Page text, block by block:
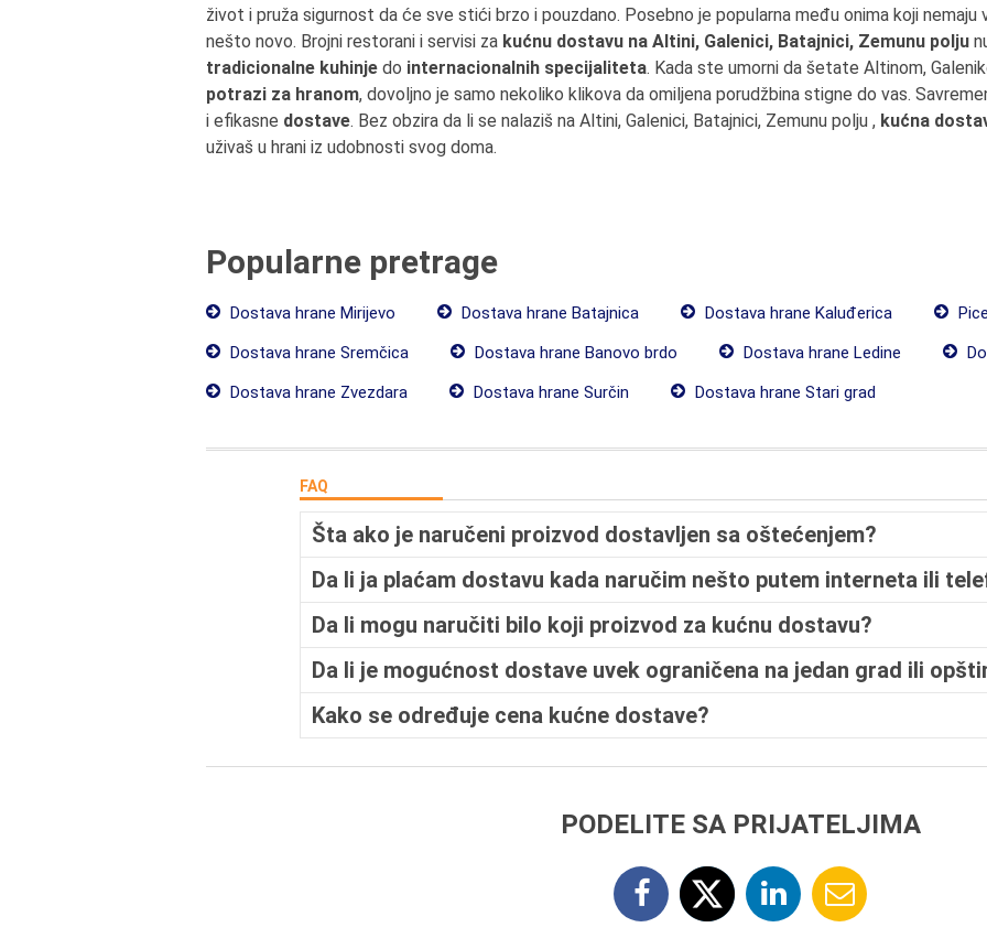
život i pruža sigurnost da će sve stići brzo i pouzdano. Posebno je popularna među onima koji nemaju
nešto novo. Brojni restorani i servisi za kućnu dostavu na Altini, Galenici, Batajnici, Zemunu polju
tradicionalne kuhinje do internacionalnih specijaliteta. Kada ste umorni da šetate Altinom,
potrazi za hranom, dovoljno je samo nekoliko klikova da omiljena porudžbina stigne do vas.
i efikasne dostave. Bez obzira da li se nalaziš na Altini, Galenici, Batajnici, Zemunu polju , kućna
uživaš u hrani iz udobnosti svog doma.
Popularne pretrage
Dostava hrane Mirijevo Dostava hrane Batajnica Dostava hrane Kaluđerica
Dostava hrane Sremčica
Dostava hrane Banovo brdo Dostava hrane Ledine
Dostava hrane Zvezdara
Dostava hrane Surčin Dostava hrane Stari grad
FAQ
Šta ako je naručeni proizvod dostavljen sa oštećenjem?
Da li ja plaćam dostavu kada naručim nešto putem interneta ili
Da li mogu naručiti bilo koji proizvod za kućnu dostavu?
Da li je mogućnost dostave uvek ograničena na jedan grad ili
Kako se određuje cena kućne dostave?
PODELITE SA PRIJATELJIMA